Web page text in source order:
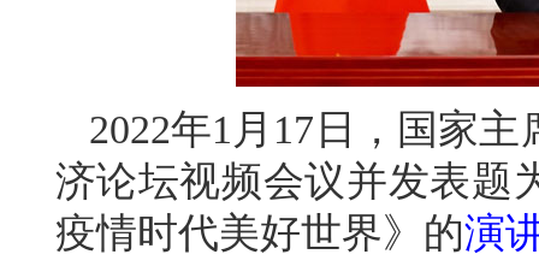
2022年1月17日，国家
济论坛视频会议并发表
疫情时代美好世界》的演